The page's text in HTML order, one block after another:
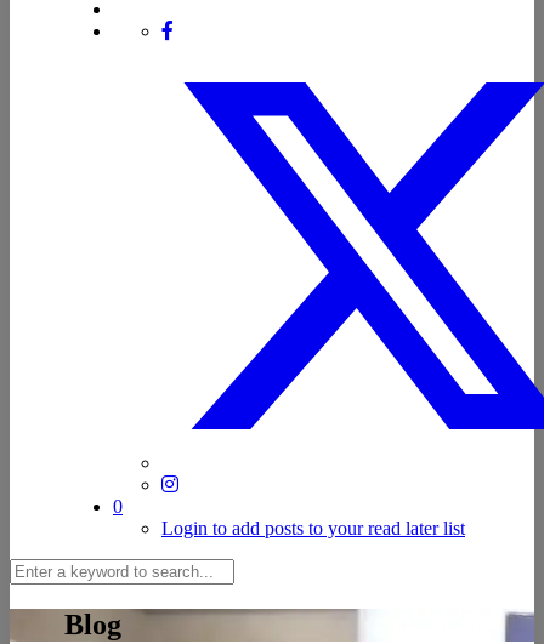
0
Login to add posts to your read later list
Blog